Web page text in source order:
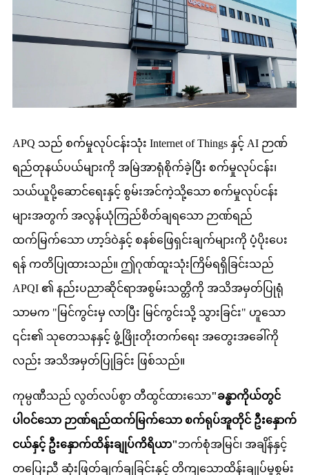
APQ သည် စက်မှုလုပ်ငန်းသုံး Internet of Things နှင့် AI ဉာဏ်
ရည်တုနယ်ပယ်များကို အမြဲအာရုံစိုက်ခဲ့ပြီး စက်မှုလုပ်ငန်း၊
သယ်ယူပို့ဆောင်ရေးနှင့် စွမ်းအင်ကဲ့သို့သော စက်မှုလုပ်ငန်း
များအတွက် အလွန်ယုံကြည်စိတ်ချရသော ဉာဏ်ရည်
ထက်မြက်သော ဟာ့ဒ်ဝဲနှင့် စနစ်ဖြေရှင်းချက်များကို ပံ့ပိုးပေး
ရန် ကတိပြုထားသည်။ ဤဂုဏ်ထူးသုံးကြိမ်ရရှိခြင်းသည်
APQI ၏ နည်းပညာဆိုင်ရာအစွမ်းသတ္တိကို အသိအမှတ်ပြုရုံ
သာမက "မြင်ကွင်းမှ လာပြီး မြင်ကွင်းသို့ သွားခြင်း" ဟူသော
၎င်း၏ သုတေသနနှင့် ဖွံ့ဖြိုးတိုးတက်ရေး အတွေးအခေါ်ကို
လည်း အသိအမှတ်ပြုခြင်း ဖြစ်သည်။
ကုမ္ပဏီသည် လွတ်လပ်စွာ တီထွင်ထားသော"ခန္ဓာကိုယ်တွင်
ပါဝင်သော ဉာဏ်ရည်ထက်မြက်သော စက်ရုပ်အူတိုင် ဦးနှောက်
ငယ်နှင့် ဦးနှောက်ထိန်းချုပ်ကိရိယာ"ဘက်စုံအမြင်၊ အချိန်နှင့်
တပြေးညီ ဆုံးဖြတ်ချက်ချခြင်းနှင့် တိကျသောထိန်းချုပ်မှုစွမ်း